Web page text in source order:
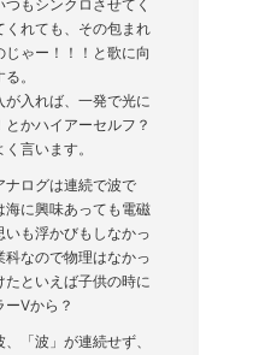
もシンクロさせてく
くれても、その包まれ
ゃー！！！と歌に向
。
入れば、一発で光に
かハイアーセルフ？
言います。
ナログは連続で波で
海に興味あっても電磁
も浮かびもしなかっ
なので物理はなかっ
といえば子供の時に
Vから？
「波」が連続せず、